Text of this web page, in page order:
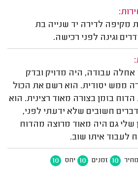
מקיפה לדירה יד שנייה בת
וגינה לפני רכישה.
עבודה, היה מדויק ובדק
ממש יסודית. הוא רשם את הכול
בזמן בצורה מאוד רצינית. הוא
חשובים שלא ידעתי לפני,
שלי גם היה מאוד מרוצה מהדוח
לעבוד איתו שוב.
מחיר 10 זמנים 10 יחס 10